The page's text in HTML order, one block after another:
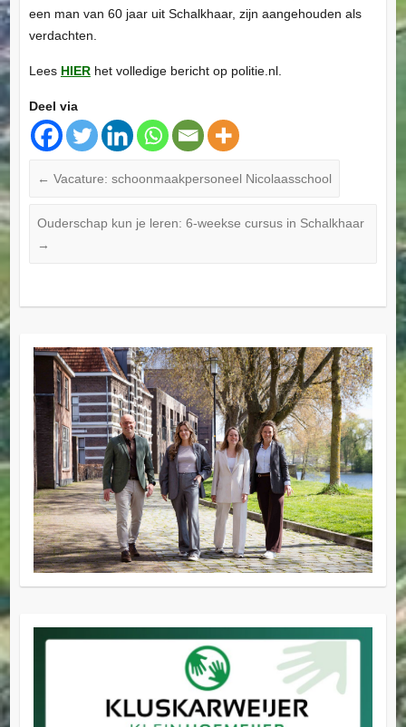
een man van 60 jaar uit Schalkhaar, zijn aangehouden als
verdachten.
Lees HIERhet volledige bericht op politie.nl.
Deel via
← Vacature: schoonmaakpersoneel Nicolaasschool
Ouderschap kun je leren: 6-weekse cursus in Schalkhaar
→